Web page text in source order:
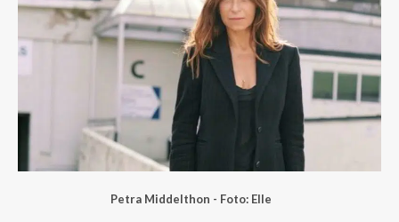
Petra Middelthon - Foto: Elle